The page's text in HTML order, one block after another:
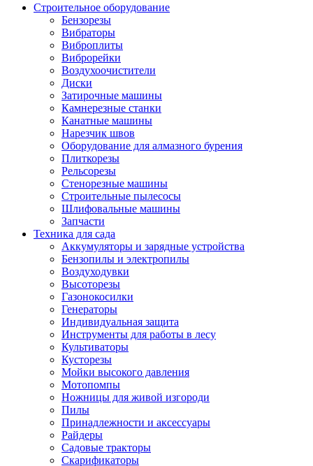
Строительное оборудование
Бензорезы
Вибраторы
Виброплиты
Виброрейки
Воздухоочистители
Диски
Затирочные машины
Камнерезные станки
Канатные машины
Нарезчик швов
Оборудование для алмазного бурения
Плиткорезы
Рельсорезы
Стенорезные машины
Строительные пылесосы
Шлифовальные машины
Запчасти
Техника для сада
Аккумуляторы и зарядные устройства
Бензопилы и электропилы
Воздуходувки
Высоторезы
Газонокосилки
Генераторы
Индивидуальная защита
Инструменты для работы в лесу
Культиваторы
Кусторезы
Мойки высокого давления
Мотопомпы
Ножницы для живой изгороди
Пилы
Принадлежности и аксессуары
Райдеры
Садовые тракторы
Скарификаторы